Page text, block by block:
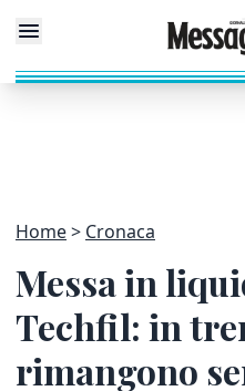
Home Cronaca
Messa in
Techfil: in
rimangono